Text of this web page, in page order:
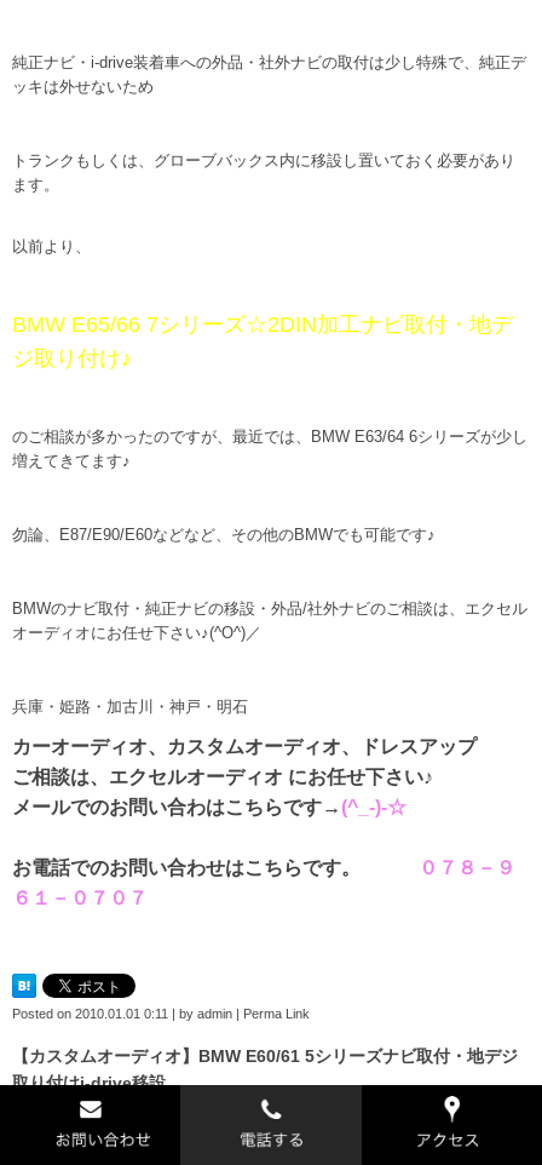
純正ナビ・i-drive装着車への外品・社外ナビの取付は少し特殊で、純正デ
ッキは外せないため
トランクもしくは、グローブバックス内に移設し置いておく必要があり
ます。
以前より、
BMW E65/66 7シリーズ☆2DIN加工ナビ取付・地デ
ジ取り付け♪
のご相談が多かったのですが、最近では、BMW E63/64 6シリーズが少し
増えてきてます♪
勿論、E87/E90/E60などなど、その他のBMWでも可能です♪
BMWのナビ取付・純正ナビの移設・外品/社外ナビのご相談は、エクセル
オーディオにお任せ下さい♪(^O^)／
兵庫・姫路・加古川・神戸・明石
カーオーディオ、カスタムオーディオ、ドレスアップ
ご相談は、エクセルオーディオ にお任せ下さい♪
メールでのお問い合わはこちらです→(^_-)-☆
お電話でのお問い合わせはこちらです。
０７８－９
６１－０７０７
Posted on 2010.01.01 0:11 | by admin | Perma Link
【カスタムオーディオ】BMW E60/61 5シリーズナビ取付・地デジ
取り付けi-drive移設
BMW E60/E61 5シリーズ